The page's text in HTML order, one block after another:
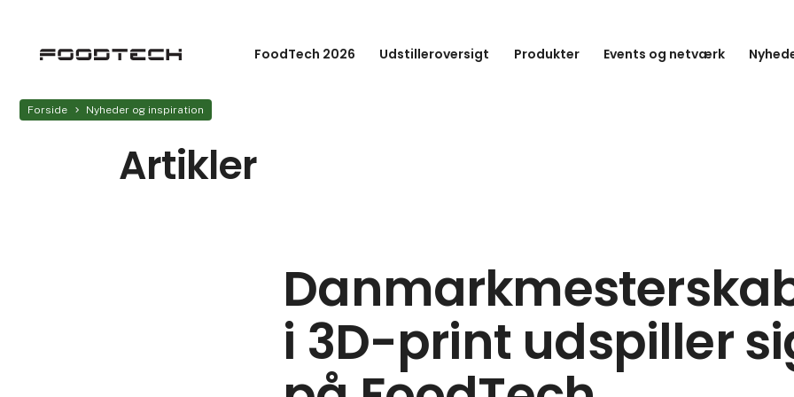
FoodTech 2026 Udstilleroversigt Produkter Events og netværk
Forside Nyheder og inspiration
Artikler
i 3D-print udspiller